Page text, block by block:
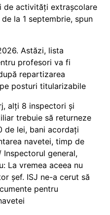
de activități extrașcolare
la 1 septembrie, spun
Astăzi, lista
profesori va fi
repartizarea
posturi titularizabile
alți 8 inspectori și
trebuie să returneze
de lei, bani acordați
navetei, timp de
Inspectorul general,
La vremea aceea nu
șef. ISJ ne-a cerut să
pentru